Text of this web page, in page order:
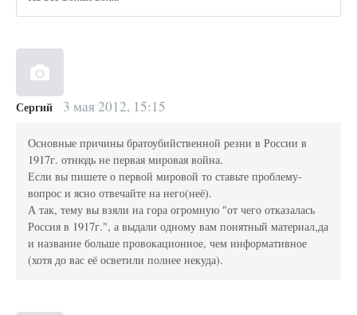
Сергий 3 мая 2012, 15:15
Основные причины братоубийственной резни в России в
1917г. отнюдь не первая мировая война.
Если вы пишете о первой мировой то ставьте проблему-
вопрос и ясно отвечайте на него(неё).
А так, тему вы взяли на гора огромную "от чего отказалась
Россия в 1917г.", а выдали одному вам понятный материал,да
и название больше провокационное, чем информативное
(хотя до вас её осветили полнее некуда).